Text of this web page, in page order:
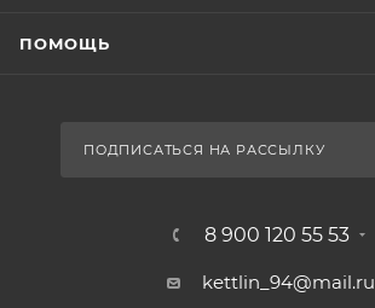
ПОМОЩЬ
ПОДПИСАТЬСЯ НА РАССЫЛКУ
8 900 120 55 53
kettlin_94@mail.ru